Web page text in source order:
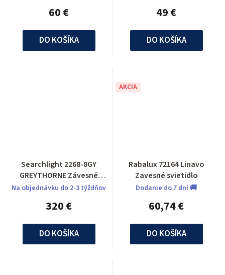
60 €
DO KOŠÍKA
49 €
DO KOŠÍKA
Searchlight 2268-8GY
GREYTHORNE Závesné
svietidlo
Na objednávku do 2-3 týždňov
320 €
DO KOŠÍKA
AKCIA
Rabalux 72164 Linavo
Zavesné svietidlo
Dodanie do 7 dní 🚚
60,74 €
DO KOŠÍKA